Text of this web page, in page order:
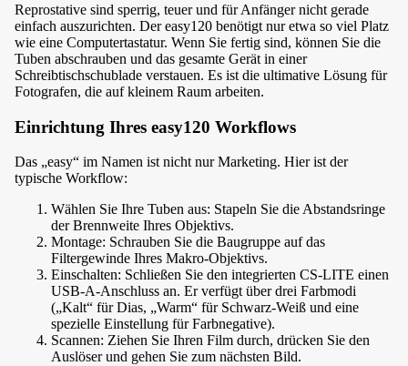
Reprostative sind sperrig, teuer und für Anfänger nicht gerade
einfach auszurichten. Der easy120 benötigt nur etwa so viel Platz
wie eine Computertastatur. Wenn Sie fertig sind, können Sie die
Tuben abschrauben und das gesamte Gerät in einer
Schreibtischschublade verstauen. Es ist die ultimative Lösung für
Fotografen, die auf kleinem Raum arbeiten.
Einrichtung Ihres easy120 Workflows
Das „easy“ im Namen ist nicht nur Marketing. Hier ist der
typische Workflow:
Wählen Sie Ihre Tuben aus: Stapeln Sie die Abstandsringe
der Brennweite Ihres Objektivs.
Montage: Schrauben Sie die Baugruppe auf das
Filtergewinde Ihres Makro-Objektivs.
Einschalten: Schließen Sie den integrierten CS-LITE einen
USB-A-Anschluss an. Er verfügt über drei Farbmodi
(„Kalt“ für Dias, „Warm“ für Schwarz-Weiß und eine
spezielle Einstellung für Farbnegative).
Scannen: Ziehen Sie Ihren Film durch, drücken Sie den
Auslöser und gehen Sie zum nächsten Bild.